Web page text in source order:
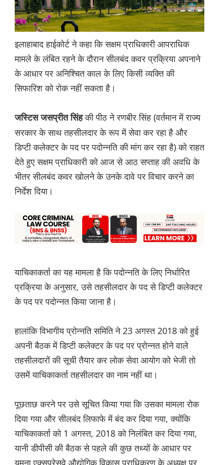
इलाहाबाद हाईकोर्ट ने कहा कि सक्षम प्राधिकारी आपराधिक
मामले के लंबित रहने के दौरान सीलबंद कवर प्रक्रिया अपनाने
के आधार पर अनिश्चित काल के लिए किसी व्यक्ति की
सिफारिश को रोक नहीं सकता है।
जस्टिस जसप्रीत सिंहकी पीठ ने रणबीर सिंह (वर्तमान में राज्य
सरकार के साथ तहसीलदार के रूप में सेवा कर रहा है और
डिप्टी कलेक्टर के पद पर पदोन्नति की मांग कर रहा है) को राहत
देते हुए सक्षम प्राधिकारी को आज से आठ सप्ताह की अवधि के
भीतर सीलबंद कवर खोलने के उनके दावे पर विचार करने का
निर्देश दिया।
याचिकाकर्ता का यह मामला है कि पदोन्नति के लिए निर्धारित
प्रक्रिया के अनुसार, उसे तहसीलदार के पद से डिप्टी कलेक्टर
के पद पर पदोन्नत किया जाना है।
हालांकि विभागीय प्रोन्नति समिति ने 23 अगस्त 2018 को हुई
अपनी बैठक में डिप्टी कलेक्टर के पद पर प्रोन्नत होने वाले
तहसीलदारों की सूची तैयार कर लोक सेवा आयोग को भेजी तो
उसमें याचिकाकर्ता तहसीलदार का नाम नहीं था।
पूछताछ करने पर उसे सूचित किया गया कि उसका मामला रोक
दिया गया और सीलबंद लिफाफे में बंद कर दिया गया, क्योंकि
याचिकाकर्ता को 1 अगस्त, 2018 को निलंबित कर दिया गया,
यानी डीपीसी की बैठक से पहले की कुछ तथ्यों के आधार पर
यमुना एक्सप्रेसवे औद्योगिक विकास प्राधिकरण के अध्यक्ष पर